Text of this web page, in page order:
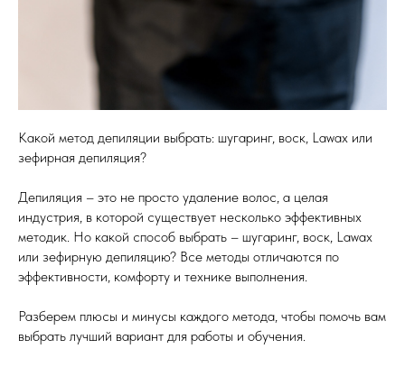
Какой метод депиляции выбрать: шугаринг, воск, Lawax или
зефирная депиляция?
Депиляция – это не просто удаление волос, а целая
индустрия, в которой существует несколько эффективных
методик. Но какой способ выбрать – шугаринг, воск, Lawax
или зефирную депиляцию? Все методы отличаются по
эффективности, комфорту и технике выполнения.
Разберем плюсы и минусы каждого метода, чтобы помочь вам
выбрать лучший вариант для работы и обучения.